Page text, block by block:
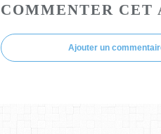
COMMENTER CET
Ajouter un